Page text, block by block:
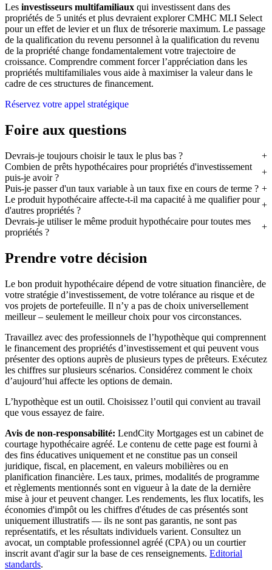
Les investisseurs multifamiliaux qui investissent dans des
propriétés de 5 unités et plus devraient explorer CMHC MLI Select
pour un effet de levier et un flux de trésorerie maximum. Le passage
de la qualification du revenu personnel à la qualification du revenu
de la propriété change fondamentalement votre trajectoire de
croissance. Comprendre comment forcer l’appréciation dans les
propriétés multifamiliales vous aide à maximiser la valeur dans le
cadre de ces structures de financement.
Réservez votre appel stratégique
Foire aux questions
Devrais-je toujours choisir le taux le plus bas ?
Combien de prêts hypothécaires pour propriétés d'investissement
puis-je avoir ?
Puis-je passer d'un taux variable à un taux fixe en cours de terme ?
Le produit hypothécaire affecte-t-il ma capacité à me qualifier pour
d'autres propriétés ?
Devrais-je utiliser le même produit hypothécaire pour toutes mes
propriétés ?
Prendre votre décision
Le bon produit hypothécaire dépend de votre situation financière, de
votre stratégie d’investissement, de votre tolérance au risque et de
vos projets de portefeuille. Il n’y a pas de choix universellement
meilleur – seulement le meilleur choix pour vos circonstances.
Travaillez avec des professionnels de l’hypothèque qui comprennent
le financement des propriétés d’investissement et qui peuvent vous
présenter des options auprès de plusieurs types de prêteurs. Exécutez
les chiffres sur plusieurs scénarios. Considérez comment le choix
d’aujourd’hui affecte les options de demain.
L’hypothèque est un outil. Choisissez l’outil qui convient au travail
que vous essayez de faire.
Avis de non-responsabilité: LendCity Mortgages est un cabinet de
courtage hypothécaire agréé. Le contenu de cette page est fourni à
des fins éducatives uniquement et ne constitue pas un conseil
juridique, fiscal, en placement, en valeurs mobilières ou en
planification financière. Les taux, primes, modalités de programme
et règlements mentionnés sont en vigueur à la date de la dernière
mise à jour et peuvent changer. Les rendements, les flux locatifs, les
économies d'impôt ou les chiffres d'études de cas présentés sont
uniquement illustratifs — ils ne sont pas garantis, ne sont pas
représentatifs, et les résultats individuels varient. Consultez un
avocat, un comptable professionnel agréé (CPA) ou un courtier
inscrit avant d'agir sur la base de ces renseignements. Editorial
standards.